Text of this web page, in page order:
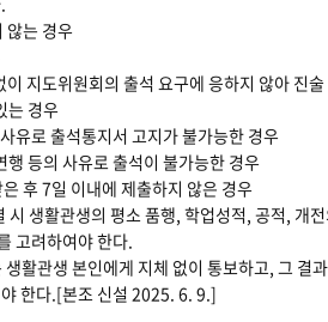
않는 경우
지도위원회의 출석 요구에 응하지 않아 진
는 경우
유로 출석통지서 고지가 불가능한 경우
등의 사유로 출석이 불가능한 경우
후 7일 이내에 제출하지 않은 경우
생활관생의 평소 품행, 학업성적, 공적, 개
고려하여야 한다.
활관생 본인에게 지체 없이 통보하고, 그 결
한다.[본조 신설 2025. 6. 9.]